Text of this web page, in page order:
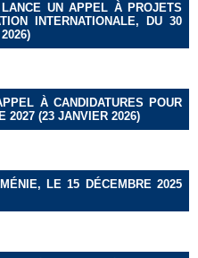
UN APPEL À PROJETS
INTERNATIONALE, DU 30
À CANDIDATURES POUR
2027 (23 JANVIER 2026)
LE 15 DÉCEMBRE 2025